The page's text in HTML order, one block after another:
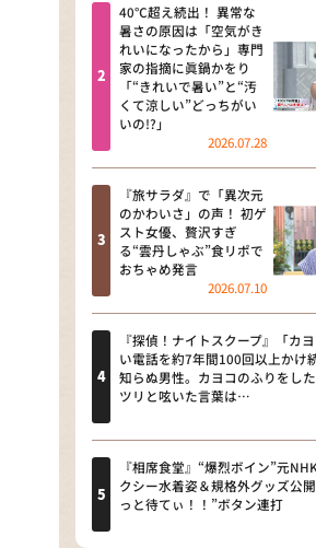
news おかえり
河合＆A.B.C-Z塚田
「なんでやねん！？
かえり）
DAIGOも台所 ～き
にする？～
本日はダイアンなり
朝だ！生です旅サ
教えて！ニュースラ
ミカタ
ＬＩＦＥ～夢のカ
新婚さんいらっし
ポツンと一軒家
ザキ山小屋本館
40℃超え続出！ 異常な
暑さの原因は「空気がき
れいになったから」専門
家の指摘に眞鍋かをり
「“きれいで暑い”と“汚
くて涼しい”どっちがい
いの!?」
2026.07.28
『旅サラダ』で「異次元
のかわいさ」の声！ 初ゲ
スト女優、贅沢すぎ
る“雲丹しゃぶ”食リポで
おちゃめ発言
2026.07.10
『探偵！ナイトスクープ』「カ
い電話を約7年間100回以上かけ
知らぬ男性。カヨコのふりをし
ツリと呟いた言葉は…
『相席食堂』“爆烈ボイン”元
クシー水着姿＆規格外グッズ公
っと待てぃ！！”ボタン連打